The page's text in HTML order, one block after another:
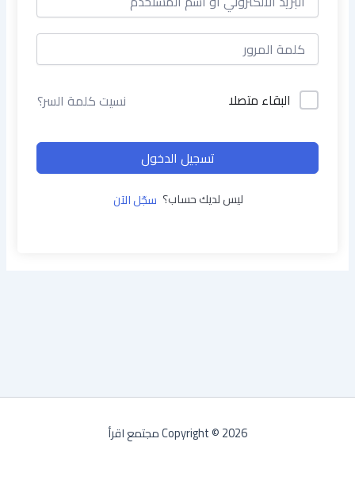
البقاء متصلا نسيت كلمة السر؟
تسجيل الدخول
ليس لديك حساب؟ سجّل الآن
Copyright © 2026 مجتمع اقرأ